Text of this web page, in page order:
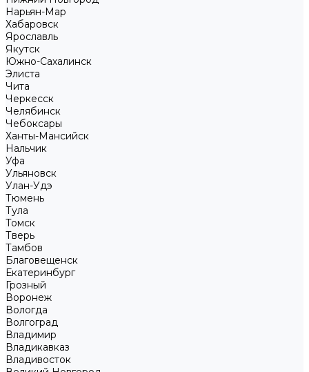
Нарьян-Мар
Хабаровск
Ярославль
Якутск
Южно-Сахалинск
Элиста
Чита
Черкесск
Челябинск
Чебоксары
Ханты-Мансийск
Нальчик
Уфа
Ульяновск
Улан-Удэ
Тюмень
Тула
Томск
Тверь
Тамбов
Благовещенск
Екатеринбург
Грозный
Воронеж
Вологда
Волгоград
Владимир
Владикавказ
Владивосток